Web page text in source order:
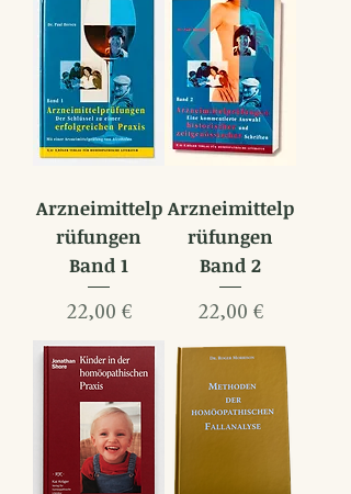
Arzneimittelp
rüfungen
Band 1
Preis
22,00 €
Arzneimittelp
rüfungen
Band 2
Preis
22,00 €